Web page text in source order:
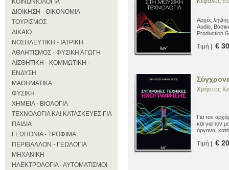
ΚΟΙΝΩΝΙΟΛΟΓΙΑ
ΔΙΟΙΚΗΣΗ - ΟΙΚΟΝΟΜΙΑ -
ΤΟΥΡΙΣΜΟΣ
ΔΙΚΑΙΟ
ΝΟΣΗΛΕΥΤΙΚΗ - ΙΑΤΡΙΚΗ
ΑΘΛΗΤΙΣΜΟΣ - ΦΥΣΙΚΗ ΑΓΩΓΗ
ΑΙΣΘΗΤΙΚΗ - ΚΟΜΜΩΤΙΚΗ -
ΕΝΔΥΣΗ
ΜΑΘΗΜΑΤΙΚΑ
ΦΥΣΙΚΗ
ΧΗΜΕΙΑ - ΒΙΟΛΟΓΙΑ
ΤΕΧΝΟΛΟΓΙΑ ΚΑΙ ΚΑΤΑΣΚΕΥΕΣ ΓΙΑ
ΠΑΙΔΙΑ
ΓΕΩΠΟΝΙΑ - ΤΡΟΦΙΜΑ
ΠΕΡΙΒΑΛΛΟΝ - ΓΕΩΛΟΓΙΑ
ΜΗΧΑΝΙΚΗ
ΗΛΕΚΤΡΟΛΟΓΙΑ - ΑΥΤΟΜΑΤΙΣΜΟΙ
Aρχές
Audio,
Production
Τιμή | €
Χρήστος
Για τον
και για τον
όργανα,
Τιμή | €